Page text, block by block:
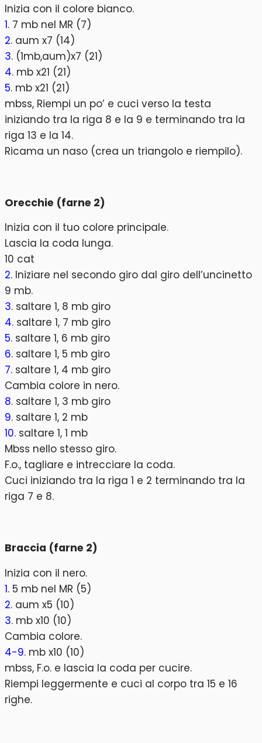
Inizia con il colore bianco.
1. 7 mb nel MR (7)
2. aum x7 (14)
3. (1mb,aum)x7 (21)
4. mb x21 (21)
5. mb x21 (21)
mbss, Riempi un po’ e cuci verso la testa
iniziando tra la riga 8 e la 9 e terminando tra la
riga 13 e la 14.
Ricama un naso (crea un triangolo e riempilo).
Orecchie (farne 2)
Inizia con il tuo colore principale.
Lascia la coda lunga.
10 cat
2. Iniziare nel secondo giro dal giro dell’uncinetto
9 mb.
3. saltare 1, 8 mb giro
4. saltare 1, 7 mb giro
5. saltare 1, 6 mb giro
6. saltare 1, 5 mb giro
7. saltare 1, 4 mb giro
Cambia colore in nero.
8. saltare 1, 3 mb giro
9. saltare 1, 2 mb
10. saltare 1, 1 mb
Mbss nello stesso giro.
F.o., tagliare e intrecciare la coda.
Cuci iniziando tra la riga 1 e 2 terminando tra la
riga 7 e 8.
Braccia (farne 2)
Inizia con il nero.
1. 5 mb nel MR (5)
2. aum x5 (10)
3. mb x10 (10)
Cambia colore.
4-9. mb x10 (10)
mbss, F.o. e lascia la coda per cucire.
Riempi leggermente e cuci al corpo tra 15 e 16
righe.